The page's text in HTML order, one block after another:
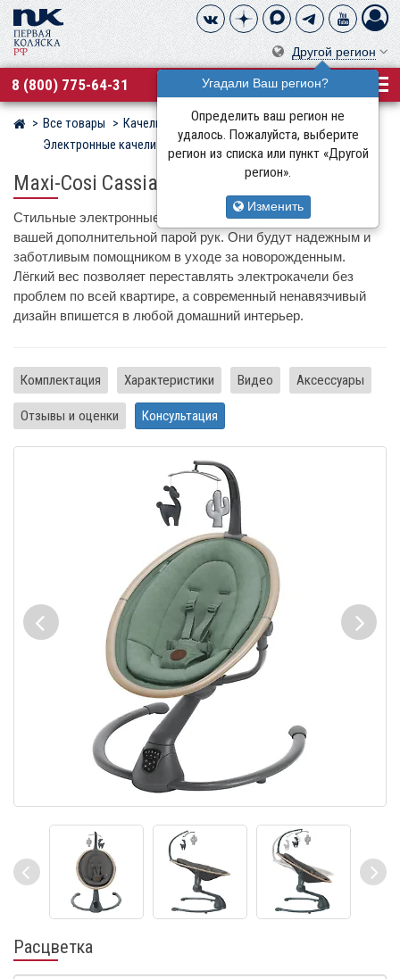
Другой регион
Угадали Ваш регион?
Определить ваш регион не
удалось. Пожалуйста, выберите
регион из списка или пункт «Другой
регион».
Изменить
8 (800) 775-64-31
Магазин детских колясок
Все товары
Качели, шезлонги, коконы
Электронные качели
Maxi-Cosi
Maxi-Cosi Cassia Swing
Стильные электронные качели Maxi-Cosi Cassia станут
вашей дополнительной парой рук. Они будут надежным и
заботливым помощником в уходе за новорожденным.
Лёгкий вес позволяет переставлять электрокачели без
проблем по всей квартире, а современный ненавязчивый
дизайн впишется в любой домашний интерьер.
Комплектация Характеристики Видео Аксессуары
Отзывы и оценки Консультация
Расцветка